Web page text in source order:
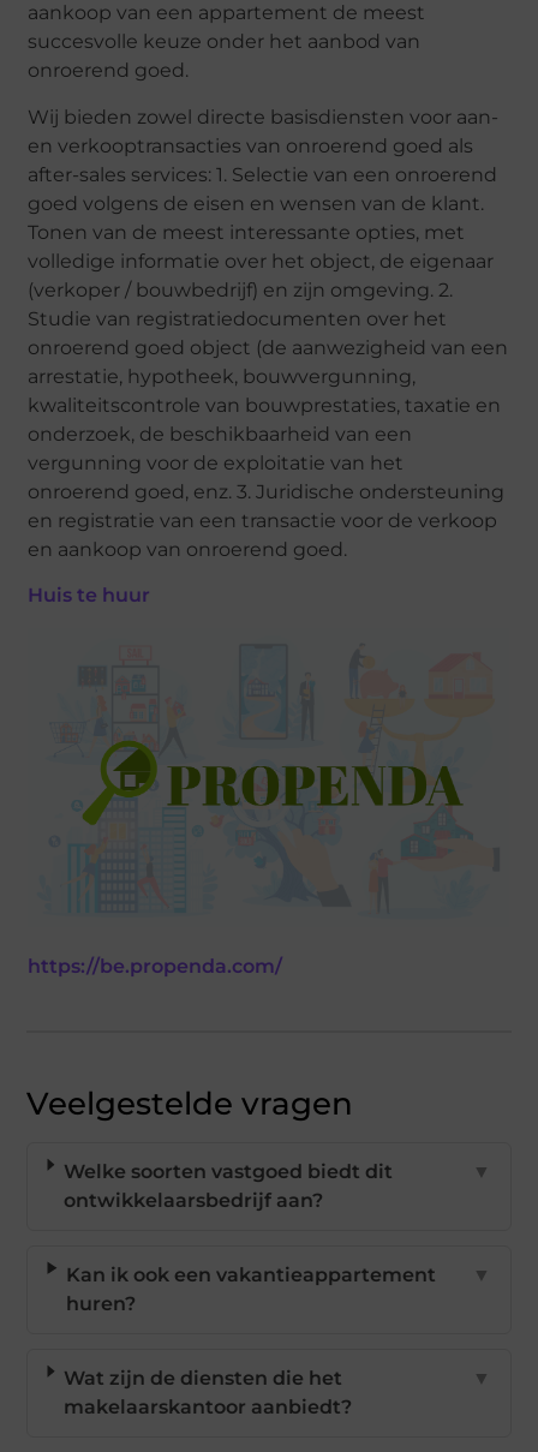
aankoop van een appartement de meest
succesvolle keuze onder het aanbod van
onroerend goed.
Wij bieden zowel directe basisdiensten voor aan-
en verkooptransacties van onroerend goed als
after-sales services: 1. Selectie van een onroerend
goed volgens de eisen en wensen van de klant.
Tonen van de meest interessante opties, met
volledige informatie over het object, de eigenaar
(verkoper / bouwbedrijf) en zijn omgeving. 2.
Studie van registratiedocumenten over het
onroerend goed object (de aanwezigheid van een
arrestatie, hypotheek, bouwvergunning,
kwaliteitscontrole van bouwprestaties, taxatie en
onderzoek, de beschikbaarheid van een
vergunning voor de exploitatie van het
onroerend goed, enz. 3. Juridische ondersteuning
en registratie van een transactie voor de verkoop
en aankoop van onroerend goed.
Huis te huur
https://be.propenda.com/
Veelgestelde vragen
Welke soorten vastgoed biedt dit
ontwikkelaarsbedrijf aan?
▼
Kan ik ook een vakantieappartement
huren?
▼
Wat zijn de diensten die het
makelaarskantoor aanbiedt?
▼